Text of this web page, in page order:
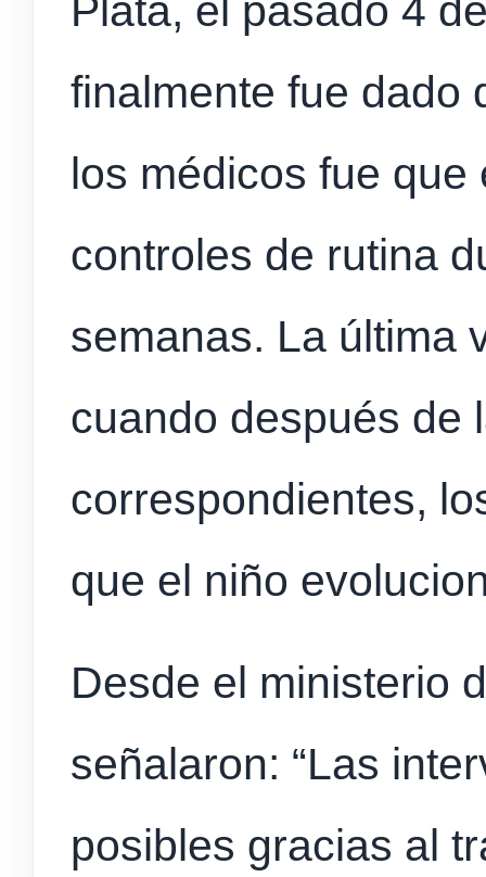
Plata, el pasado 4
finalmente fue dado
los médicos fue
controles de rutina
semanas. La última
cuando después de
correspondientes,
que el niño
Desde el ministerio
señalaron: “Las
posibles gracias al